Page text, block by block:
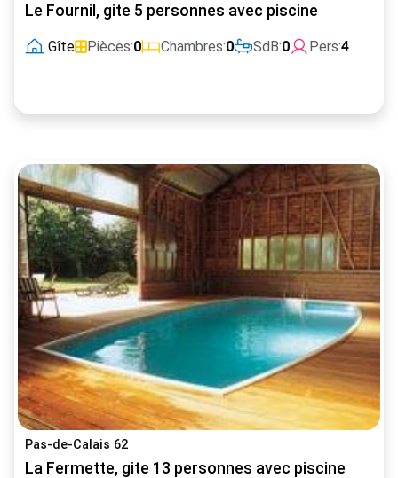
Le Fournil, gite 5 personnes avec piscine
Gîte Pièces:0 Chambres:0 SdB:0 Pers:4
Pas-de-Calais 62
La Fermette, gite 13 personnes avec piscine